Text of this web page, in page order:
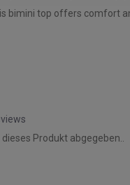
bimini top offers comfort
Produkt abgegeben..